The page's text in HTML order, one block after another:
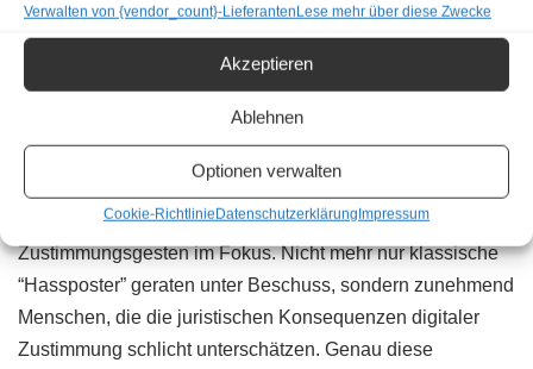
Verwalten von {vendor_count}-LieferantenLese mehr über diese Zwecke
Akzeptieren
Ablehnen
Optionen verwalten
Cookie-RichtlinieDatenschutzerklärungImpressum
Hasspostings, Beschimpfungen und digitale Hetze
politisch wie medial ausdrücklich gefordert. Klagen,
Unterlassungen und öffentliche Verfahren galten vielen als
notwendige Gegenwehr gegen enthemmte Kommunikation
im Netz.
Heute dagegen stehen plötzlich auch einfach gestrickte
Nutzer, Satire-Kontexte oder verdächtige
Zustimmungsgesten im Fokus. Nicht mehr nur klassische
“Hassposter” geraten unter Beschuss, sondern zunehmend
Menschen, die die juristischen Konsequenzen digitaler
Zustimmung schlicht unterschätzen. Genau diese